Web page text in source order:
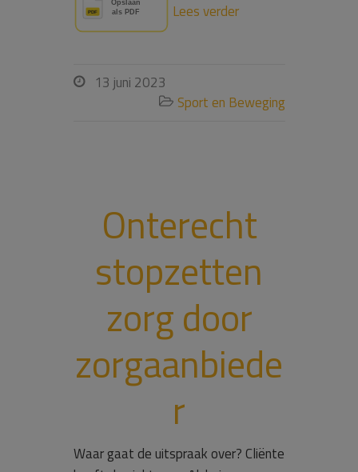
Lees verder
 13 juni 2023
 Sport en Beweging
Onterecht
stopzetten
zorg door
zorgaanbiede
r
Waar gaat de uitspraak over? Cliënte